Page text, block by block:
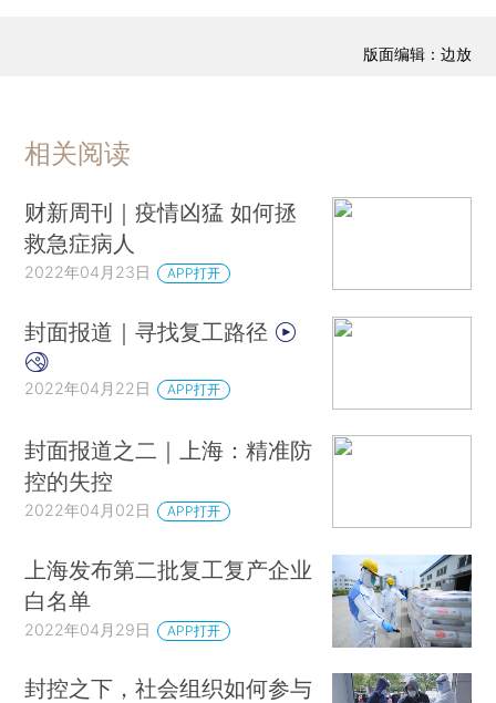
版面编辑：边放
相关阅读
财新周刊｜疫情凶猛 如何拯
救急症病人
2022年04月23日 APP打开
封面报道｜寻找复工路径
2022年04月22日 APP打开
封面报道之二｜上海：精准防
控的失控
2022年04月02日 APP打开
上海发布第二批复工复产企业
白名单
2022年04月29日 APP打开
封控之下，社会组织如何参与